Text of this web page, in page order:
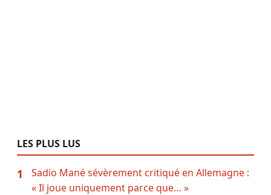
LES PLUS LUS
1
Sadio Mané sévèrement critiqué en Allemagne :
« Il joue uniquement parce que… »